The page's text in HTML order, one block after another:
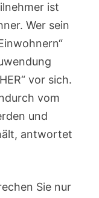
ist
Wer sein
vor sich.
vom
und
antwortet
Sie nur